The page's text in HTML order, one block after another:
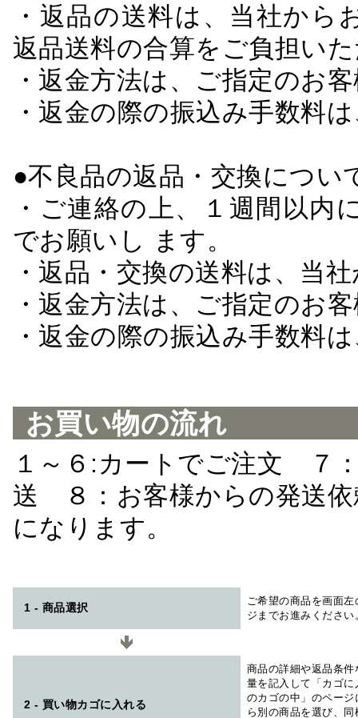
・返品の送料は、当社か
返品送料の合算をご負担い
・返金方法は、ご指定のお
・返金の際の振込み手数料
●不良品の返品・交換につい
・ご連絡の上、１週間以
でお願いし ます。
・返品・交換の送料は、当
・返金方法は、ご指定のお
・返金の際の振込み手数料
お買い物の流れ
１～６:カートでご注文 ７
送 ８：お客様からの発送
になります。
1 - 商品選択
ご希望の商品を画面
ジまでお進みください
2 - 買い物カゴに入れる
商品の詳細や返品条
量を記入して「カゴ
のカゴの中」のペー
ら別の商品を選び、